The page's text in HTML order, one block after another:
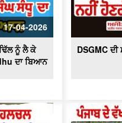
17-04-2026
ਨੂੰ ਲੈ ਕੇ
ਦਾ ਬਿਆਨ
DSGMC